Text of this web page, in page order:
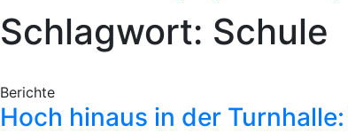
Schlagwort: Schule
Berichte
Hoch hinaus in der